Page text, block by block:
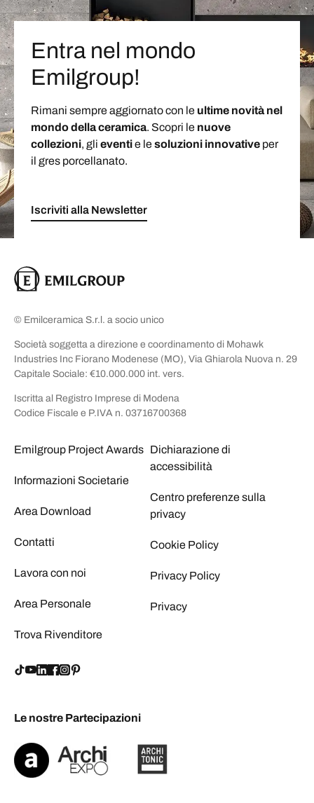
Entra nel mondo
Emilgroup!
Rimani sempre aggiornato con le ultime novità nel
mondo della ceramica. Scopri le nuove
collezioni, gli eventie lesoluzioni innovative per
il gres porcellanato.
Iscriviti alla Newsletter
© Emilceramica S.r.l. a socio unico
Società soggetta a direzione e coordinamento di Mohawk
Industries Inc Fiorano Modenese (MO), Via Ghiarola Nuova n. 29
Capitale Sociale: €10.000.000 int. vers.
Iscritta al Registro Imprese di Modena
Codice Fiscale e P.IVA n. 03716700368
Emilgroup Project Awards
Informazioni Societarie
Area Download
Contatti
Lavora con noi
Area Personale
Trova Rivenditore
Dichiarazione di
accessibilità
Centro preferenze sulla
privacy
Cookie Policy
Privacy Policy
Privacy
Le nostre Partecipazioni